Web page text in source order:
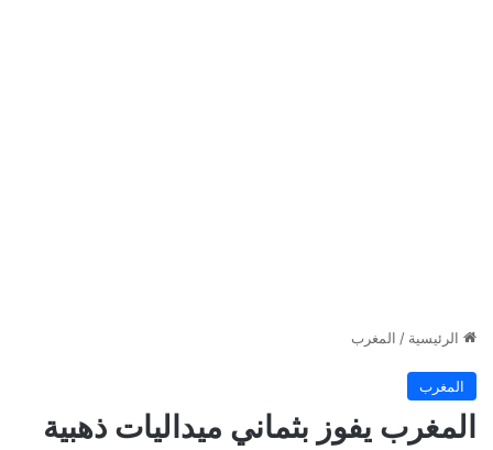
الرئيسية / المغرب
المغرب
المغرب يفوز بثماني ميداليات ذهبية